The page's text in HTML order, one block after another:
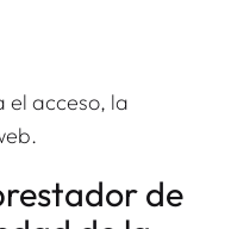
el acceso, la
de